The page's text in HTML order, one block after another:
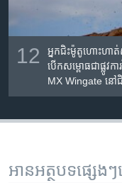
12
អ្នក​ជិះ​ម៉ូតូ​ហោះ​ហា
បើក​សម្ពោធ​ជា​ផ្លូវ​
MX Wingate នៅ​
អានអត្ថបទផ្សេង